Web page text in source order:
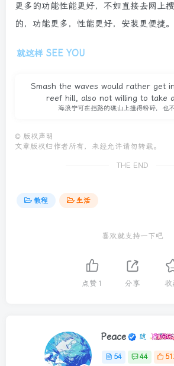
更多的功能性能更好，不如直接去网上
的，功能更多，性能更好，安装更便捷。
就这样 SEE YOU
Smash the waves would rather get
reef hill, also not willing to take
海浪宁可在挡路的礁山上撞得粉碎，也
© 版权声明
文章版权归作者所有，未经允许请勿转载。
THE END
教程 生活
喜欢就支持一下吧
点赞 1 分享 收
Peace
54 44